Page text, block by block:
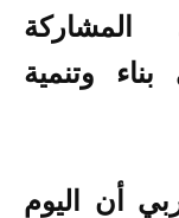
المشاركة
وتنمية
أن اليوم